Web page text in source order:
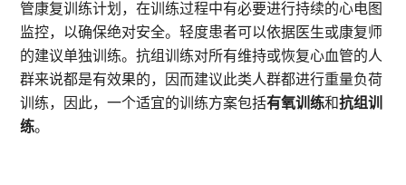
管康复训练计划，在训练过程中有必要进行持续的心电图
监控，以确保绝对安全。轻度患者可以依据医生或康复师
的建议单独训练。抗组训练对所有维持或恢复心血管的人
群来说都是有效果的，因而建议此类人群都进行重量负荷
训练，因此，一个适宜的训练方案包括有氧训练和抗组训
练。